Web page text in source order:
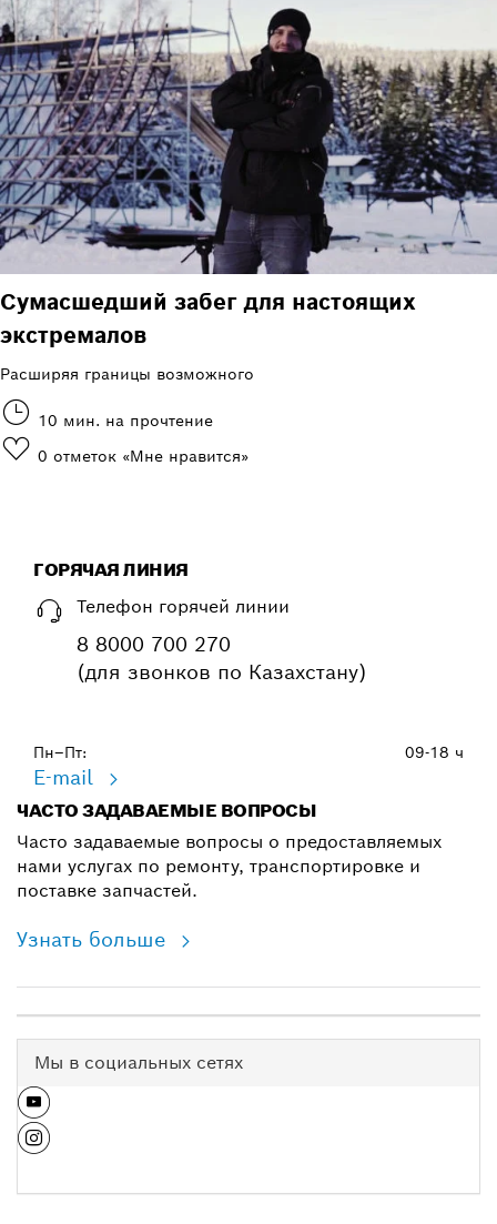
Сумасшедший забег для настоящих
экстремалов
Расширяя границы возможного
10 мин. на прочтение
0 отметок «Мне нравится»
ГОРЯЧАЯ ЛИНИЯ
Телефон горячей линии
8 8000 700 270
(для звонков по Казахстану)
Пн–Пт: 09-18 ч
E-mail
ЧАСТО ЗАДАВАЕМЫЕ ВОПРОСЫ
Часто задаваемые вопросы о предоставляемых
нами услугах по ремонту, транспортировке и
поставке запчастей.
Узнать больше
Мы в социальных сетях